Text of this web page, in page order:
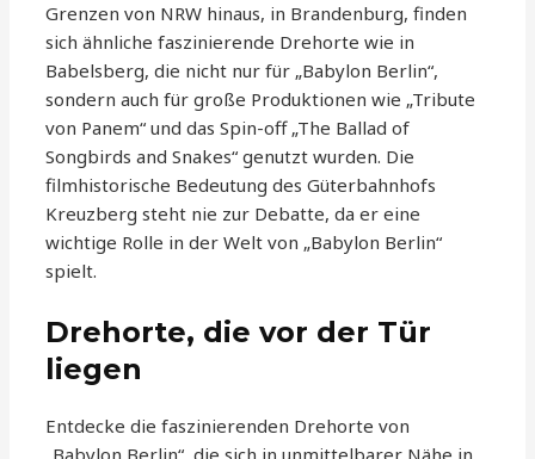
Grenzen von NRW hinaus, in Brandenburg, finden
sich ähnliche faszinierende Drehorte wie in
Babelsberg, die nicht nur für „Babylon Berlin“,
sondern auch für große Produktionen wie „Tribute
von Panem“ und das Spin-off „The Ballad of
Songbirds and Snakes“ genutzt wurden. Die
filmhistorische Bedeutung des Güterbahnhofs
Kreuzberg steht nie zur Debatte, da er eine
wichtige Rolle in der Welt von „Babylon Berlin“
spielt.
Drehorte, die vor der Tür
liegen
Entdecke die faszinierenden Drehorte von